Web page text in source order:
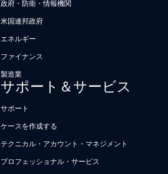
政府・防衛・情報機関
米国連邦政府
エネルギー
ファイナンス
製造業
サポート＆サービス
サポート
ケースを作成する
テクニカル・アカウント・マネジメント
プロフェッショナル・サービス